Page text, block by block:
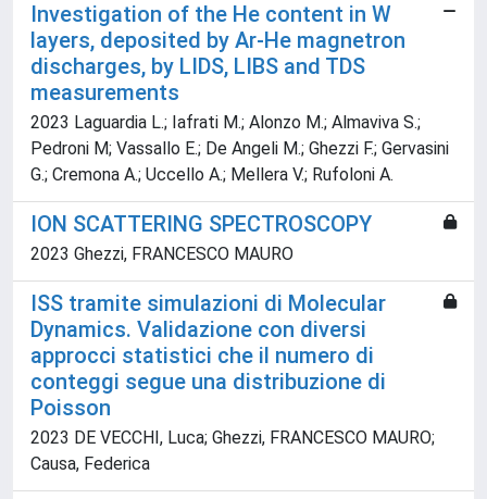
Investigation of the He content in W
layers, deposited by Ar-He magnetron
discharges, by LIDS, LIBS and TDS
measurements
2023 Laguardia L.; Iafrati M.; Alonzo M.; Almaviva S.;
Pedroni M; Vassallo E.; De Angeli M.; Ghezzi F.; Gervasini
G.; Cremona A.; Uccello A.; Mellera V.; Rufoloni A.
ION SCATTERING SPECTROSCOPY
2023 Ghezzi, FRANCESCO MAURO
ISS tramite simulazioni di Molecular
Dynamics. Validazione con diversi
approcci statistici che il numero di
conteggi segue una distribuzione di
Poisson
2023 DE VECCHI, Luca; Ghezzi, FRANCESCO MAURO;
Causa, Federica